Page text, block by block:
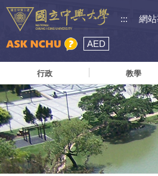
::: 網
AED
行政 教學